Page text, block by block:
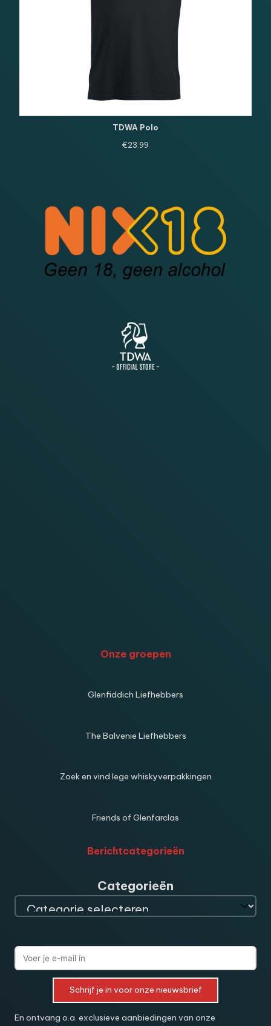
TDWA Polo
€23.99
Onze groepen
Glenfiddich Liefhebbers
The Balvenie Liefhebbers
Zoek en vind lege whiskyverpakkingen
Friends of Glenfarclas
Berichtcategorieën
Categorieën
Schrijf je in voor onze nieuwsbrief
En ontvang o.a. exclusieve aanbiedingen van onze